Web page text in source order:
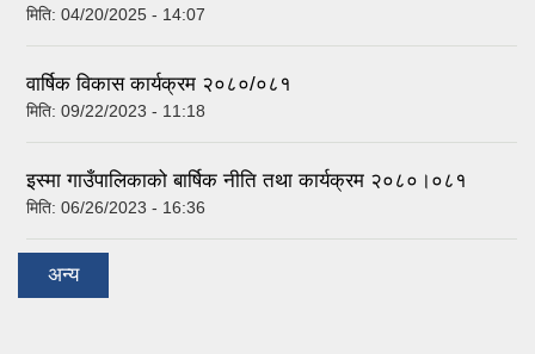
मिति: 04/20/2025 - 14:07
वार्षिक विकास कार्यक्रम २०८०/०८१
मिति: 09/22/2023 - 11:18
इस्मा गाउँपालिकाको बार्षिक नीति तथा कार्यक्रम २०८०।०८१
मिति: 06/26/2023 - 16:36
अन्य